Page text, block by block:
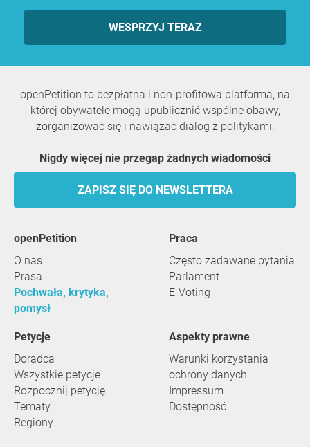
WESPRZYJ TERAZ
openPetition to bezpłatna i non-profitowa platforma, na
której obywatele mogą upublicznić wspólne obawy,
zorganizować się i nawiązać dialog z politykami.
Nigdy więcej nie przegap żadnych wiadomości
ZAPISZ SIĘ DO NEWSLETTERA
openPetition
O nas
Prasa
Pochwała, krytyka,
pomysł
praca
Często zadawane pytania
Parlament
E-Voting
Petycje
Doradca
Wszystkie petycje
Rozpocznij petycję
Tematy
Regiony
Aspekty prawne
Warunki korzystania
ochrony danych
Impressum
Dostępność